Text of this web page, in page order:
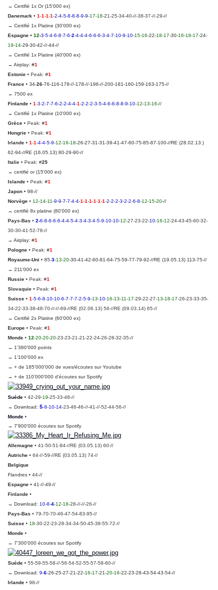
→ Certifié 1x Or (15'000 ex)
Danemark • 1-1-1-1-2-4-5-8-8-8-9-9-17-18-21-25-34-40-//-38-37-//-29-//
→ Certifié 1x Platine (30'000 ex)
Espagne • 12-3-5-4-6-8-7-6-2-4-4-4-6-6-6-3-4-7-10-9-10-15-16-22-18-17-30-16-18-17-24-
19-14-29-30-42-//-44-//
→ Certifié 1x Platine (40'000 ex)
→ Airplay: #1
Estonie • Peak: #1
France • 34-26-76-116-178-//-178-//-196-//-200-181-160-159-163-175-//
→ 7500 ex
Finlande • 1-3-2-7-7-6-2-2-4-4-1-2-2-2-3-5-4-6-6-8-8-9-10-12-13-16-//
→ Certifié 1x Platine (10'000 ex)
Grèce • Peak: #1
Hongrie • Peak: #1
Irlande • 1-1-4-4-5-9-12-16-18-26-27-31-31-39-41-47-60-75-85-87-100-//RE (28.02.13.)
62-94-//RE (16.05.13) 80-29-90-//
Italie • Peak: #25
→ certifié or (15'000 ex)
Islande • Peak: #1
Japon • 98-//
Norvège • 12-14-11-9-9-7-7-4-4-1-1-1-1-1-1-2-2-2-3-2-2-6-8-12-15-20-//
→ certifié 8x platine (80'000 ex)
Pays-Bas • 2-6-8-6-6-6-4-4-5-4-3-4-3-4-5-9-10-10-12-27-23-22-10-16-12-24-43-45-60-32-
30-30-41-52-78-//
→ Airplay: #1
Pologne • Peak: #1
Royaume-Uni • 85-3-13-20-30-41-42-60-81-64-75-59-77-79-92-//RE (19.05.13) 113-75-//
→ 211'000 ex
Russie • Peak: #1
Slovaquie • Peak: #1
Suisse • 1-5-6-8-10-10-6-7-7-7-2-5-9-13-10-16-13-11-17-29-22-27-13-18-17-26-23-33-35-
34-22-33-38-48-70-//-//-69-//RE (02.06.13) 56-//RE (09.03.14) 65-//
→ Certifié 2x Platine (60'000 ex)
Europe • Peak: #1
Monde • 12-20-20-20-23-23-21-21-22-24-26-28-32-35-//
→ 1'380'000 points
→ 1'100'000 ex
→ + de 185'000'000 de vues/écoutes sur Youtube
→ + de 110'000'000 d'écoutes sur Spotify
Suède • 42-29-19-25-33-48-//
→ Download: 5-8-10-14-23-46-46-//-41-//-52-44-56-//
Monde •
→ 7'900'000 écoutes sur Spotify
Allemagne • 41-50-51-84-//RE (03.05.13) 60-//
Autriche • 64-//-59-//RE (03.05.13) 74-//
Belgique
Flandres • 44-//
Espagne • 41-//-49-//
Finlande •
→ Download : 10-8-4-12-18-28-//-//-26-//
Pays-Bas • 79-70-70-46-47-54-83-95-//
Suisse • 18-30-22-23-28-34-34-50-45-38-55-72-//
Monde •
→ 7'300'000 écoutes sur Spotify
Suède • 55-59-55-58-//-56-54-52-55-57-58-60-//
→ Download: 9-6-26-25-27-21-22-16-17-21-20-16-22-23-28-43-54-43-54-//
Irlande • 98-//